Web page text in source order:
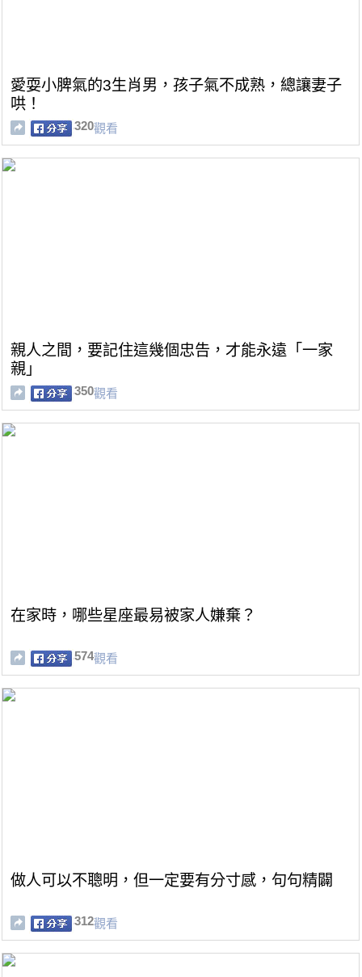
愛耍小脾氣的3生肖男，孩子氣不成熟，總讓妻子
哄！
320觀看
親人之間，要記住這幾個忠告，才能永遠「一家
親」
350觀看
在家時，哪些星座最易被家人嫌棄？
574觀看
做人可以不聰明，但一定要有分寸感，句句精闢
312觀看